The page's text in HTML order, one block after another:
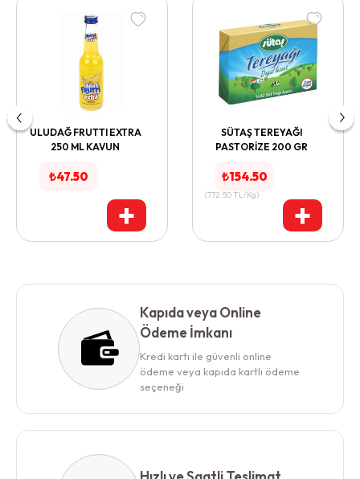
ULUDAĞ FRUTTI EXTRA
250 ML KAVUN
₺47.50
+
SÜTAŞ TEREYAĞI
PASTORİZE 200 GR
₺154.50
(772.50 TL/Kg) +
Kapıda veya Online
Ödeme İmkanı
Kredi kartı ile güvenli online
ödeme veya kapıda kartlı ödeme
seçeneği